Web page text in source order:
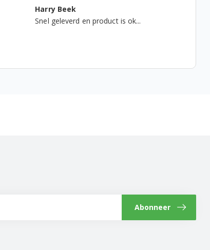
Harry Beek
Snel geleverd en product is ok...
Abonneer